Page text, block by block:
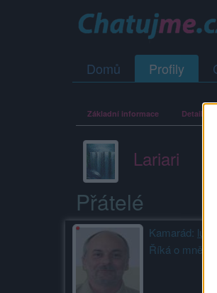
Domů Profily
Základní informace Detailní
Lariari
Přátelé
Kamarád:
Říká o mně: